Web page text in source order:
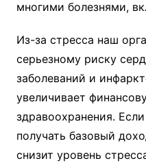
многими болезнями,
Из-за стресса наш
серьезному риску
заболеваний и
увеличивает
здравоохранения.
получать базовый
снизит уровень